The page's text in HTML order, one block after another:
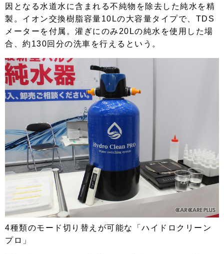
因となる水道水に含まれる不純物を除去した純水を精
製。イオン交換樹脂容量10Lの大容量タイプで、TDS
メーターを付属。灌ぎにのみ20Lの純水を使用した場
合、約130回分の洗車を行えるという。
4種類のモード切り替えが可能な「ハイドロクリーン
プロ」